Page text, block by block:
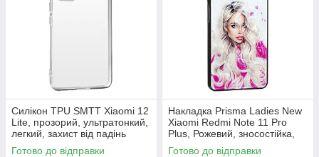
Силікон TPU SMTT Xiaomi 12
Lite, прозорий, ультратонкий,
легкий, захист від падінь
Готово до відправки
Накладка Prisma Ladies New
Xiaomi Redmi Note 11 Pro
Plus, Рожевий, зносостійка,
пилонепроникна
Готово до відправки